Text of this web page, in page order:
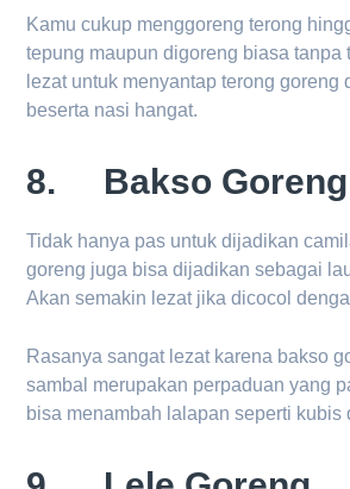
Kamu cukup menggoreng terong
tepung maupun digoreng biasa tanpa
lezat untuk menyantap terong goreng
beserta nasi hangat.
8. Bakso Goreng
Tidak hanya pas untuk dijadikan
goreng juga bisa dijadikan sebagai
Akan semakin lezat jika dicocol
Rasanya sangat lezat karena bakso
sambal merupakan perpaduan yang
bisa menambah lalapan seperti kubis